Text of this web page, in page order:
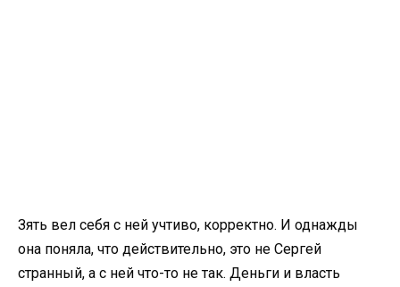
Зять вел себя с ней учтиво, корректно. И однажды
она поняла, что действительно, это не Сергей
странный, а с ней что-то не так. Деньги и власть